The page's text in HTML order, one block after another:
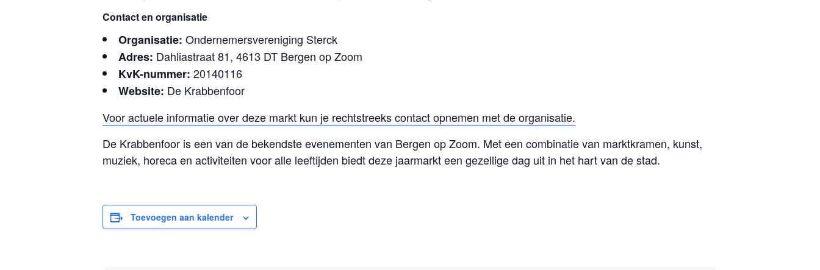
Contact en organisatie
Organisatie: Ondernemersvereniging Sterck
Adres: Dahliastraat 81, 4613 DT Bergen op Zoom
KvK-nummer: 20140116
Website: De Krabbenfoor
Voor actuele informatie over deze markt kun je rechtstreeks contact opnemen met de organisatie.
De Krabbenfoor is een van de bekendste evenementen van Bergen op Zoom. Met een combinatie van marktkramen, kunst,
muziek, horeca en activiteiten voor alle leeftijden biedt deze jaarmarkt een gezellige dag uit in het hart van de stad.
Toevoegen aan kalender